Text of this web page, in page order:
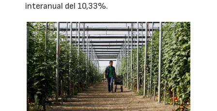
interanual del 10,33%.